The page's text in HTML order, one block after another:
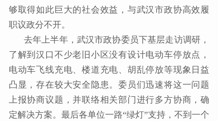
够取得如此巨大的社会效益，与武汉市政协高效履
职议政分不开。
去年上半年，武汉市政协委员下基层走访调研，
了解到汉口不少老旧小区没有设计电动车停放点，
电动车飞线充电、楼道充电、胡乱停放等现象日益
凸显，存在较大安全隐患。委员们迅速将这一问题
上报协商议题，并联络相关部门进行多方协商，确
定解决方案。最后各单位一路“绿灯”支持，不到一个